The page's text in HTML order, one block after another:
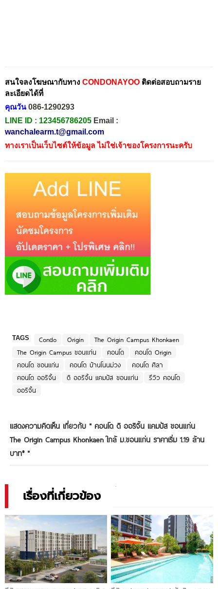
สนใจลงโฆษณากับทาง CONDONAYOO ติดต่อสอบถามราย
ละเอียดได้ที่
คุณวัน 086-1290293
LINE ID : 123456786205 Email :
wanchalearm.t@gmail.com
ทางเราเป็นเว็บไซต์ให้ข้อมูล ไม่ใช่เจ้าของโครงการนะครับ
TAGS Condo Origin
The Origin Campus Khonkaen
The Origin Campus ขอนแก่น
คอนโด
คอนโด Origin
คอนโด ขอนแก่น
คอนโด บ้านโนนม่วง
คอนโด ศิลา
คอนโด ออริจิ้น
ดิ ออริจิ้น แคมปัส ขอนแก่น
รีวิว คอนโด
ออริจิ้น
แสดงความคิดเห็น เกี่ยวกับ " คอนโด ดิ ออริจิ้น แคมปัส ขอนแก่น
The Origin Campus Khonkaen ใกล้ ม.ขอนแก่น ราคาเริ่ม 1.19 ล้าน
บาท*"
เรื่องที่เกี่ยวข้อง